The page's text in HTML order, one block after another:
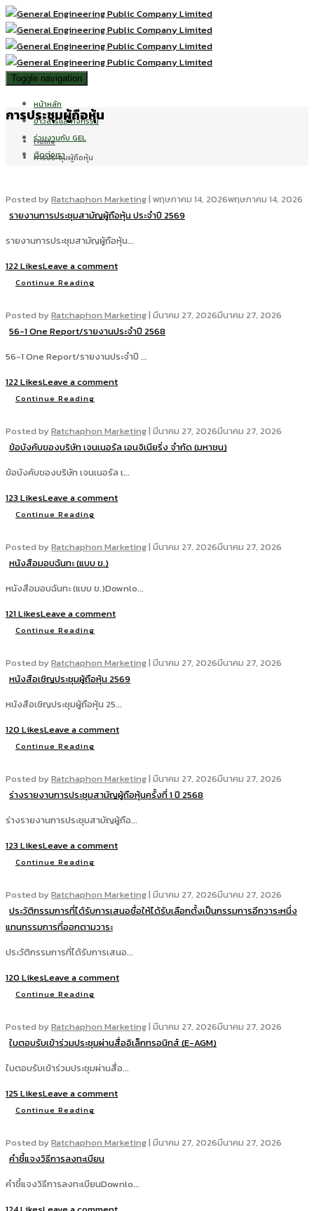
Toggle navigation
หน้าหลัก
ข่าวสารและกิจกรรม
ร่วมงานกับ GEL
ติดต่อเรา
การประชุมผู้ถือหุ้น
Home
การประชุมผู้ถือหุ้น
Posted byRatchaphon Marketing| พฤษภาคม 14, 2026พฤษภาคม 14, 2026
รายงานการประชุมสามัญผู้ถือหุ้น ประจำปี 2569
รายงานการประชุมสามัญผู้ถือหุ้น...
122 LikesLeave a comment
Continue Reading
Posted byRatchaphon Marketing| มีนาคม 27, 2026มีนาคม 27, 2026
56-1 One Report/รายงานประจำปี 2568
56-1 One Report/รายงานประจำปี ...
122 LikesLeave a comment
Continue Reading
Posted byRatchaphon Marketing| มีนาคม 27, 2026มีนาคม 27, 2026
ข้อบังคับของบริษัท เจนเนอรัล เอนจิเนียริ่ง จำกัด (มหาชน)
ข้อบังคับของบริษัท เจนเนอรัล เ...
123 LikesLeave a comment
Continue Reading
Posted byRatchaphon Marketing| มีนาคม 27, 2026มีนาคม 27, 2026
หนังสือมอบฉันทะ (แบบ ข.)
หนังสือมอบฉันทะ (แบบ ข.)Downlo...
121 LikesLeave a comment
Continue Reading
Posted byRatchaphon Marketing| มีนาคม 27, 2026มีนาคม 27, 2026
หนังสือเชิญประชุมผู้ถือหุ้น 2569
หนังสือเชิญประชุมผู้ถือหุ้น 25...
120 LikesLeave a comment
Continue Reading
Posted byRatchaphon Marketing| มีนาคม 27, 2026มีนาคม 27, 2026
ร่างรายงานการประชุมสามัญผู้ถือหุ้นครั้งที่ 1 ปี 2568
ร่างรายงานการประชุมสามัญผู้ถือ...
123 LikesLeave a comment
Continue Reading
Posted byRatchaphon Marketing| มีนาคม 27, 2026มีนาคม 27, 2026
ประวัติกรรมการที่ได้รับการเสนอชื่อให้ได้รับเลือกตั้งเป็นกรรมการอีกวาระหนึ่ง
แทนกรรมการที่ออกตามวาระ
ประวัติกรรมการที่ได้รับการเสนอ...
120 LikesLeave a comment
Continue Reading
Posted byRatchaphon Marketing| มีนาคม 27, 2026มีนาคม 27, 2026
ใบตอบรับเข้าร่วมประชุมผ่านสื่ออิเล็กทรอนิกส์ (E-AGM)
ใบตอบรับเข้าร่วมประชุมผ่านสื่อ...
125 LikesLeave a comment
Continue Reading
Posted byRatchaphon Marketing| มีนาคม 27, 2026มีนาคม 27, 2026
คำชี้แจงวิธีการลงทะเบียน
คำชี้แจงวิธีการลงทะเบียนDownlo...